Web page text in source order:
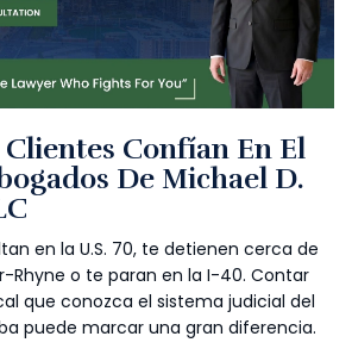
Clientes Confían En El
De Michael D.
en la U.S. 70, te detienen cerca de
Rhyne o te paran en la I-40. Contar
que conozca el sistema judicial del
puede marcar una gran diferencia.